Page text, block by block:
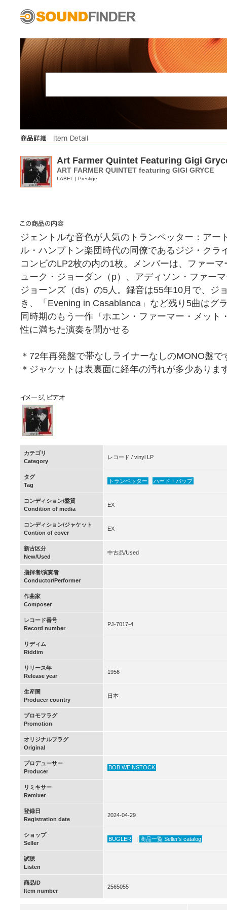
Art Farmer Quintet Featuring Gigi
ART FARMER QUINTET featuring GIGI GRYCE
LABEL | Prestige
ジェントルな音色が人気のトランペッター：アー
ル・ハンプトン楽団時代の同僚であるジジ・クラ
コンビのLP2枚の内の1枚。メンバーは、ファー
ューク・ジョーダン（p）、アディソン・ファー
ジョーンズ（ds）の5人。録音は55年10月で、ジ
き、「Evening in Casablanca」など残り5曲はグ
同時期のもう一作『ホエン・ファーマー・メット
性に満ちた演奏を聞かせる
＊72年再発盤で帯なしライナーなしのMONO盤で
＊ジャケットは表裏面に経年の汚れが多少ありま
カテゴリ
Category
レコード / vinyl LP
タグ
Tag
トランペッター ハード・バップ
コンディション/盤質
Condition of media
EX
コンディション/ジャケット
Contion of cover
EX
新古区分
New/Used
中古品/Used
指揮者/演奏者
Conductor/Performer
作曲家
Composer
レコード番号
Record number
PJ-7017-4
リディム
Riddim
リリース年
Release year
1956
生産国
Producer country
日本
プロモフラグ
Promotion
オリジナルフラグ
Original
プロデューサー
Producer
BOB WEINSTOCK
リミキサー
Remixer
登録日
Registration date
2024-04-29
ショップ
Seller
BUGLER | 商品一覧 Seller’s catalog
試聴
Listen
商品ID
Item number
2565055